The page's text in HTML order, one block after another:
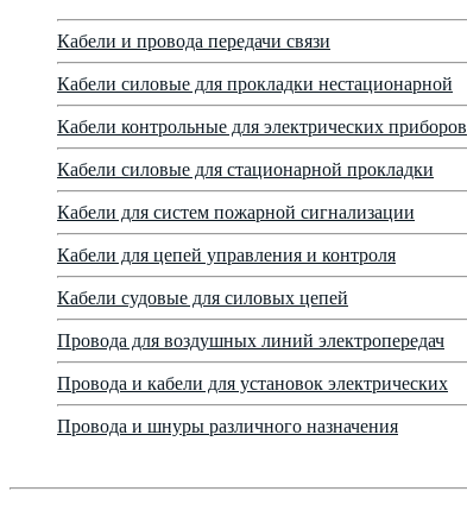
Кабели и провода передачи связи
Кабели силовые для прокладки нестационарной
Кабели контрольные для электрических приборов
Кабели силовые для стационарной прокладки
Кабели для систем пожарной сигнализации
Кабели для цепей управления и контроля
Кабели судовые для силовых цепей
Провода для воздушных линий электропередач
Провода и кабели для установок электрических
Провода и шнуры различного назначения